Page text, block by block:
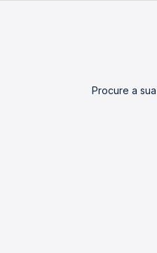
Procure a